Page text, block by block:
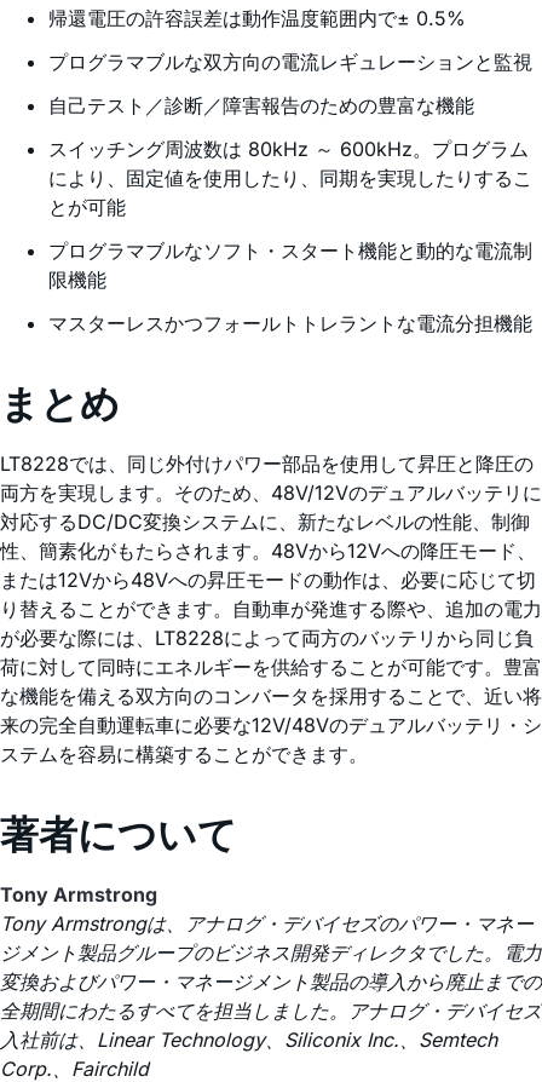
帰還電圧の許容誤差は動作温度範囲内で± 0.5%
プログラマブルな双方向の電流レギュレーションと監視
自己テスト／診断／障害報告のための豊富な機能
スイッチング周波数は 80kHz ～ 600kHz。プログラム
により、固定値を使用したり、同期を実現したりするこ
とが可能
プログラマブルなソフト・スタート機能と動的な電流制
限機能
マスターレスかつフォールトトレラントな電流分担機能
まとめ
LT8228では、同じ外付けパワー部品を使用して昇圧と降圧の
両方を実現します。そのため、48V/12Vのデュアルバッテリに
対応するDC/DC変換システムに、新たなレベルの性能、制御
性、簡素化がもたらされます。48Vから12Vへの降圧モード、
または12Vから48Vへの昇圧モードの動作は、必要に応じて切
り替えることができます。自動車が発進する際や、追加の電力
が必要な際には、LT8228によって両方のバッテリから同じ負
荷に対して同時にエネルギーを供給することが可能です。豊富
な機能を備える双方向のコンバータを採用することで、近い将
来の完全自動運転車に必要な12V/48Vのデュアルバッテリ・シ
ステムを容易に構築することができます。
著者について
Tony Armstrong
Tony Armstrongは、アナログ・デバイセズのパワー・マネー
ジメント製品グループのビジネス開発ディレクタでした。電力
変換およびパワー・マネージメント製品の導入から廃止までの
全期間にわたるすべてを担当しました。アナログ・デバイセズ
入社前は、Linear Technology、Siliconix Inc.、Semtech
Corp.、Fairchild